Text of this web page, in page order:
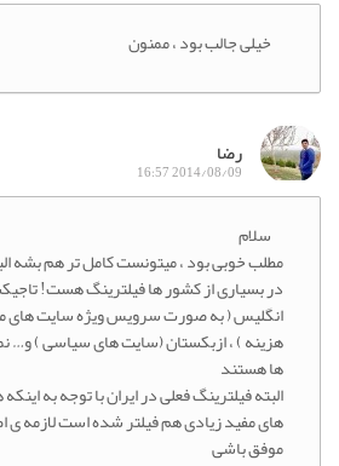
خیلی جالب بود ، ممنون
رضا
2014/08/09 16:57
سلام
مطلب خوبی بود ، میتونست کامل تر هم بشه
در بسیاری از کشور ها فیلترینگ هست!
انگلیس ( به صورت سرویس ویژه سایت های
هزینه ) ، ازبکستان (سایت های سیاسی ) و…
ها هستند
البته فیلترینگ فعلی در ایران با توجه به
های مفید زیادی هم فیلتر شده است لازمه
موفق باشی